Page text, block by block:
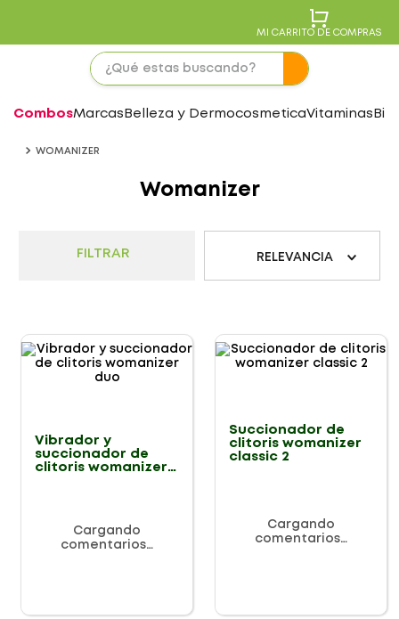
MI CARRITO DE COMPRAS
CombosMarcas Belleza y DermocosmeticaVitaminas
WOMANIZER
Womanizer
FILTRAR RELEVANCIA
Vibrador y
succionador de
clitoris womanizer
Cargando
comentarios…
Succionador de
clitoris womanizer
classic 2
Cargando
comentarios…